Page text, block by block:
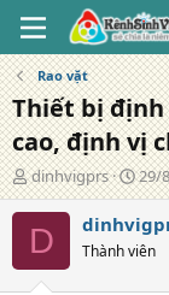
Rao vặt
Thiết bị
cao, định vị
T
á
c
ả
dinhvigprs
N
g
à
y
đ
29/
D Thành viên